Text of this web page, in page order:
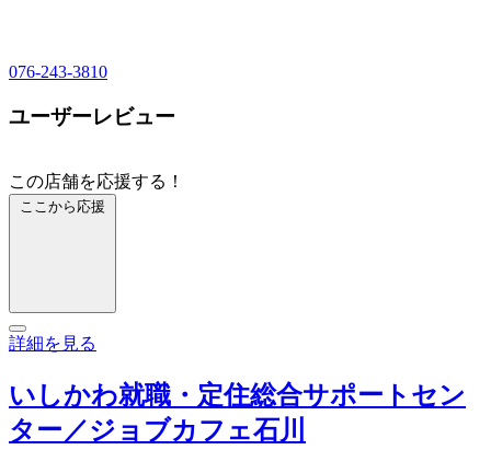
076-243-3810
ユーザーレビュー
この店舗を応援する！
ここから応援
詳細を見る
いしかわ就職・定住総合サポートセン
ター／ジョブカフェ石川